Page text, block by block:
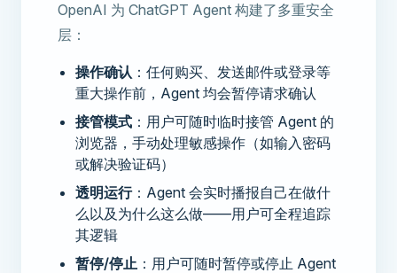
OpenAI 为 ChatGPT Agent 构建了多重安全
层：
操作确认 ：任何购买、发送邮件或登录等
重大操作前，Agent 均会暂停请求确认
接管模式 ：用户可随时临时接管 Agent 的
浏览器，手动处理敏感操作（如输入密码
或解决验证码）
透明运行：Agent 会实时播报自己在做什
么以及为什么这么做——用户可全程追踪
其逻辑
暂停/停止 ：用户可随时暂停或停止 Agent